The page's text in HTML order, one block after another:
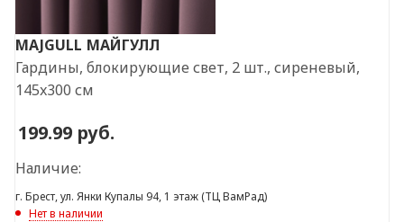
MAJGULL МАЙГУЛЛ
Гардины, блокирующие свет, 2 шт., сиреневый,
145x300 см
199.99 руб.
Наличие:
г. Брест, ул. Янки Купалы 94, 1 этаж (ТЦ ВамРад)
Нет в наличии